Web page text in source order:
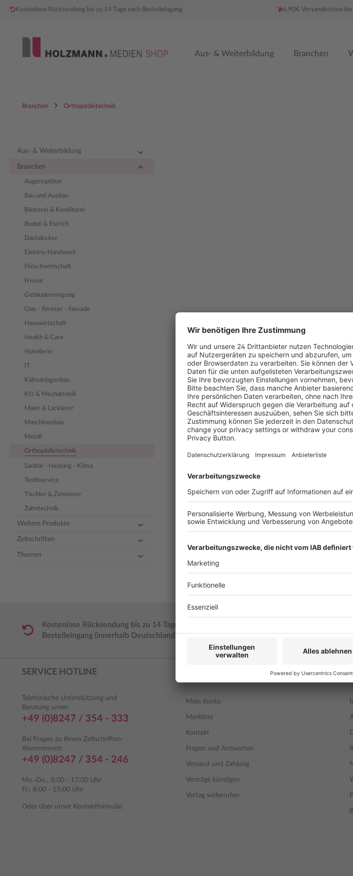
Kostenlose Rücksendung bis zu 14 Tage nach Bestelleingang 6,90€ Versandkosten
Aus- & Weiterbildung Branchen
Branchen Orthopädietechnik
Aus- & Weiterbildung
Branchen
Augenoptiker
Bau und Ausbau
Bäckerei & Konditorei
Boden & Estrich
Dachdecker
Elektro-Handwerk
Fleischwirtschaft
Friseur
Gebäudereinigung
Glas - Fenster - Fassade
Hauswirtschaft
Health & Care
Hotellerie
IT
Kälteanlagenbau
Kfz & Mechatronik
Maler & Lackierer
Maschinenbau
Metall
Orthopädietechnik
Sanitär - Heizung - Klima
Textilservice
Tischler & Zimmerer
Zahntechnik
Weitere Produkte
Zeitschriften
Themen
Kostenlose Rücksendung bis zu 14 Tage nach
Bestelleingang (innerhalb Deutschlands).
Ab 35,- € liefern wir
SERVICE HOTLINE
Telefonische Unterstützung und
Beratung unter:
+49 (0)8247 / 354 - 333
Bei Fragen zu Ihrem Zeitschriften-
Abonnement:
+49 (0)8247 / 354 - 246
Mo.-Do.: 8:00 - 17:00 Uhr
Fr.: 8:00 - 15:00 Uhr
Oder über unser Kontaktformular.
Mein Konto
Merkliste
Kontakt
Fragen und Antworten
Versand und Zahlung
Verträge kündigen
Vertag widerrufen